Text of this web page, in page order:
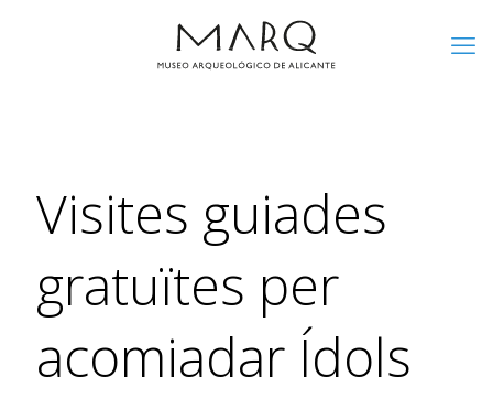
Visites guiades
gratuïtes per
acomiadar Ídols